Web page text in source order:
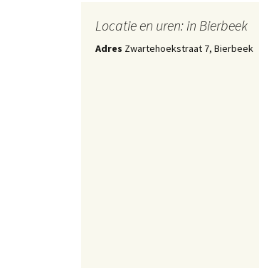
Locatie en uren: in Bierbeek
Adres Zwartehoekstraat 7, Bierbeek